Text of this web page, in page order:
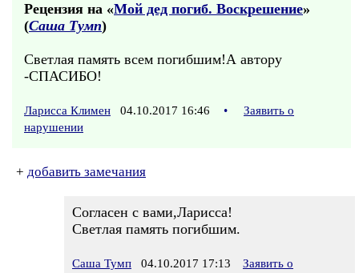
Рецензия на «Мой дед погиб. Воскрешение»
(Саша Тумп)
Светлая память всем погибшим!А автору
-СПАСИБО!
Ларисса Климен 04.10.2017 16:46 •
Заявить о
нарушении
+ добавить замечания
Согласен с вами,Ларисса!
Светлая память погибшим.
Саша Тумп 04.10.2017 17:13 Заявить о